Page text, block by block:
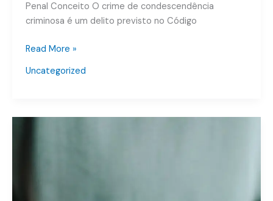
Penal Conceito O crime de condescendência
criminosa é um delito previsto no Código
Read More »
Uncategorized